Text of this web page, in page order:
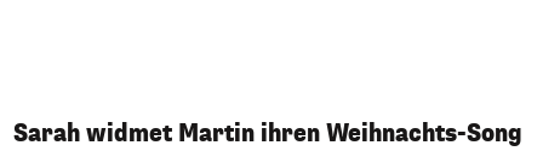
Sarah widmet Martin ihren Weihnachts-Song